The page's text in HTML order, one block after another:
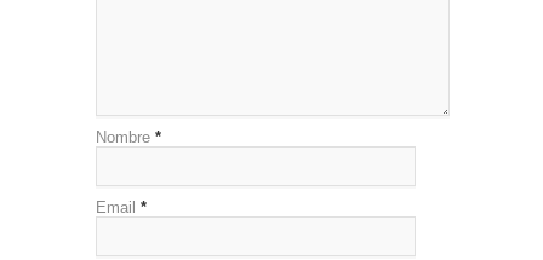
Nombre *
Email *